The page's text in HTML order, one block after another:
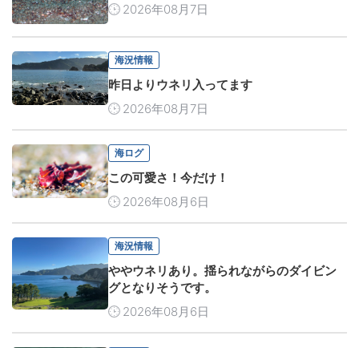
2026年08月7日
海況情報
昨日よりウネリ入ってます
2026年08月7日
海ログ
この可愛さ！今だけ！
2026年08月6日
海況情報
ややウネリあり。揺られながらのダイビン
グとなりそうです。
2026年08月6日